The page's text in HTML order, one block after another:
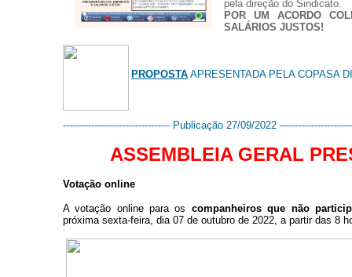
pela direção do Sindicato.
POR UM ACORDO
SALÁRIOS JUSTOS!
PROPOSTA APRESENTADA PELA COPASA
---------------------------------- Publicação 27/09/2022
ASSEMBLEIA GERAL
Votação online
A votação online para os companheiros que não
próxima sexta-feira, dia 07 de outubro de 2022, a partir das 8